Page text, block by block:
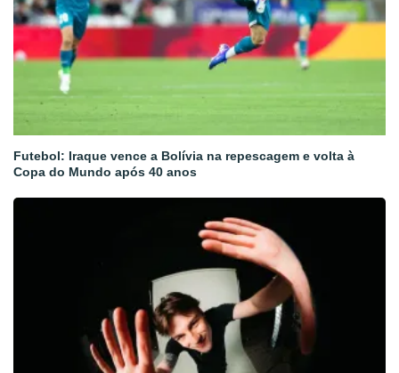
Futebol: Iraque vence a Bolívia na repescagem e volta à
Copa do Mundo após 40 anos